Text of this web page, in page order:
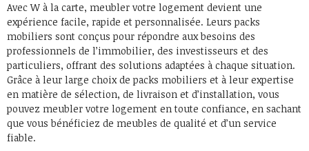
Avec W à la carte, meubler votre logement devient une
expérience facile, rapide et personnalisée. Leurs packs
mobiliers sont conçus pour répondre aux besoins des
professionnels de l’immobilier, des investisseurs et des
particuliers, offrant des solutions adaptées à chaque situation.
Grâce à leur large choix de packs mobiliers et à leur expertise
en matière de sélection, de livraison et d’installation, vous
pouvez meubler votre logement en toute confiance, en sachant
que vous bénéficiez de meubles de qualité et d’un service
fiable.